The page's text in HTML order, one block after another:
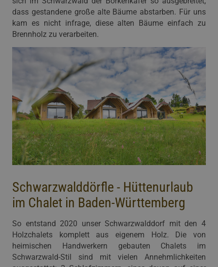
dass gestandene große alte Bäume abstarben. Für uns
kam es nicht infrage, diese alten Bäume einfach zu
Brennholz zu verarbeiten.
Schwarzwalddörfle - Hüttenurlaub
im Chalet in Baden-Württemberg
So entstand 2020 unser Schwarzwalddorf mit den 4
Holzchalets komplett aus eigenem Holz. Die von
heimischen Handwerkern gebauten Chalets im
Schwarzwald-Stil sind mit vielen Annehmlichkeiten